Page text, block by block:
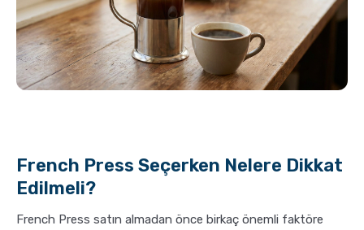
French Press Seçerken Nelere Dikkat
Edilmeli?
French Press satın almadan önce birkaç önemli faktöre